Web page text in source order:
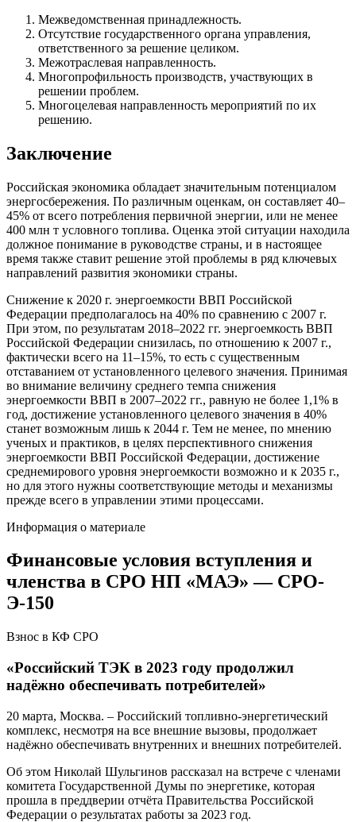
Межведомственная принадлежность.
Отсутствие государственного органа управления,
ответственного за решение целиком.
Межотраслевая направленность.
Многопрофильность производств, участвующих в
решении проблем.
Многоцелевая направленность мероприятий по их
решению.
Заключение
Российская экономика обладает значительным потенциалом
энергосбережения. По различным оценкам, он составляет 40–
45% от всего потребления первичной энергии, или не менее
400 млн т условного топлива. Оценка этой ситуации находила
должное понимание в руководстве страны, и в настоящее
время также ставит решение этой проблемы в ряд ключевых
направлений развития экономики страны.
Снижение к 2020 г. энергоемкости ВВП Российской
Федерации предполагалось на 40% по сравнению с 2007 г.
При этом, по результатам 2018–2022 гг. энергоемкость ВВП
Российской Федерации снизилась, по отношению к 2007 г.,
фактически всего на 11–15%, то есть с существенным
отставанием от установленного целевого значения. Принимая
во внимание величину среднего темпа снижения
энергоемкости ВВП в 2007–2022 гг., равную не более 1,1% в
год, достижение установленного целевого значения в 40%
станет возможным лишь к 2044 г. Тем не менее, по мнению
ученых и практиков, в целях перспективного снижения
энергоемкости ВВП Российской Федерации, достижение
среднемирового уровня энергоемкости возможно и к 2035 г.,
но для этого нужны соответствующие методы и механизмы
прежде всего в управлении этими процессами.
Информация о материале
Финансовые условия вступления и
членства в СРО НП «МАЭ» — СРО-
Э-150
Взнос в КФ СРО
«Российский ТЭК в 2023 году продолжил
надёжно обеспечивать потребителей»
20 марта, Москва. – Российский топливно-энергетический
комплекс, несмотря на все внешние вызовы, продолжает
надёжно обеспечивать внутренних и внешних потребителей.
Об этом Николай Шульгинов рассказал на встрече с членами
комитета Государственной Думы по энергетике, которая
прошла в преддверии отчёта Правительства Российской
Федерации о результатах работы за 2023 год.